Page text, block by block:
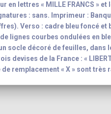
en lettres « MILLE FRANCS » et
: sans. Imprimeur :
Verso : cadre bleu foncé
lignes courbes ondulées en
socle décoré de feuilles, dans
devises de la France : «
remplacement « X » sont très